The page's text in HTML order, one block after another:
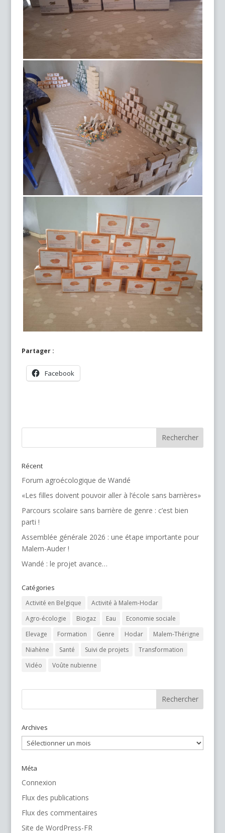
Partager :
Facebook
Récent
Forum agroécologique de Wandé
«Les filles doivent pouvoir aller à l’école sans barrières»
Parcours scolaire sans barrière de genre : c’est bien
parti !
Assemblée générale 2026 : une étape importante pour
Malem-Auder !
Wandé : le projet avance…
Catégories
Activité en Belgique
Activité à Malem-Hodar
Agro-écologie
Biogaz Eau
Economie sociale
Elevage
Formation Genre Hodar
Malem-Thérigne
Niahène
Santé Suivi de projets
Transformation
Vidéo
Voûte nubienne
Archives
Archives
Méta
Connexion
Flux des publications
Flux des commentaires
Site de WordPress-FR